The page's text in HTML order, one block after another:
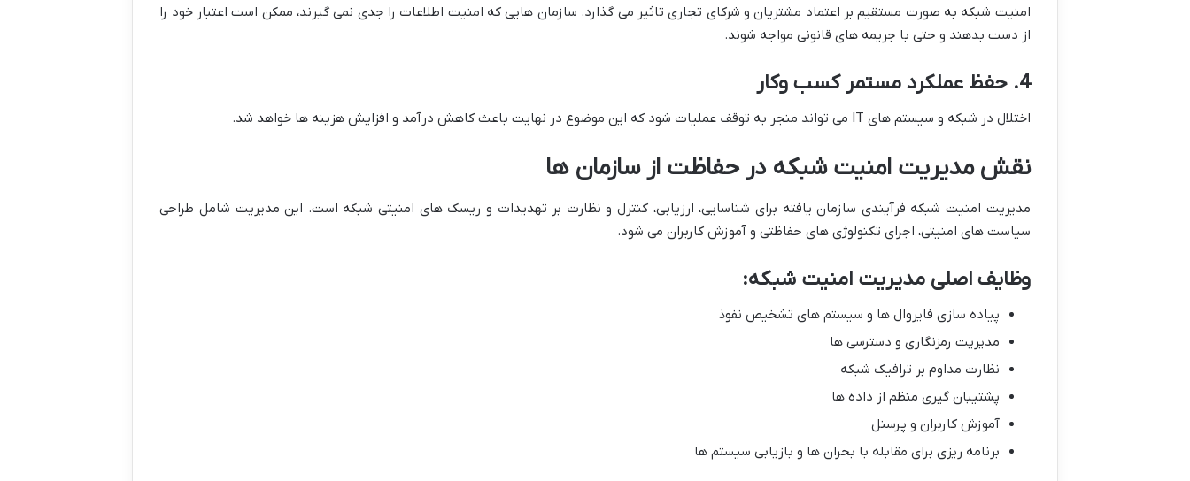
امنیت شبکه به صورت مستقیم بر اعتماد مشتریان و شرکای تجاری تاثیر می گذارد. سازمان هایی که امنیت اطلاعات را جدی نمی گیرند، ممکن است اعتبار خود را
از دست بدهند و حتی با جریمه های قانونی مواجه شوند.
4. حفظ عملکرد مستمر کسب وکار
اختلال در شبکه و سیستم های IT می تواند منجر به توقف عملیات شود که این موضوع در نهایت باعث کاهش درآمد و افزایش هزینه ها خواهد شد.
نقش مدیریت امنیت شبکه در حفاظت از سازمان ها
مدیریت امنیت شبکه فرآیندی سازمان یافته برای شناسایی، ارزیابی، کنترل و نظارت بر تهدیدات و ریسک های امنیتی شبکه است. این مدیریت شامل طراحی
سیاست های امنیتی، اجرای تکنولوژی های حفاظتی و آموزش کاربران می شود.
وظایف اصلی مدیریت امنیت شبکه:
پیاده سازی فایروال ها و سیستم های تشخیص نفوذ
مدیریت رمزنگاری و دسترسی ها
نظارت مداوم بر ترافیک شبکه
پشتیبان گیری منظم از داده ها
آموزش کاربران و پرسنل
برنامه ریزی برای مقابله با بحران ها و بازیابی سیستم ها